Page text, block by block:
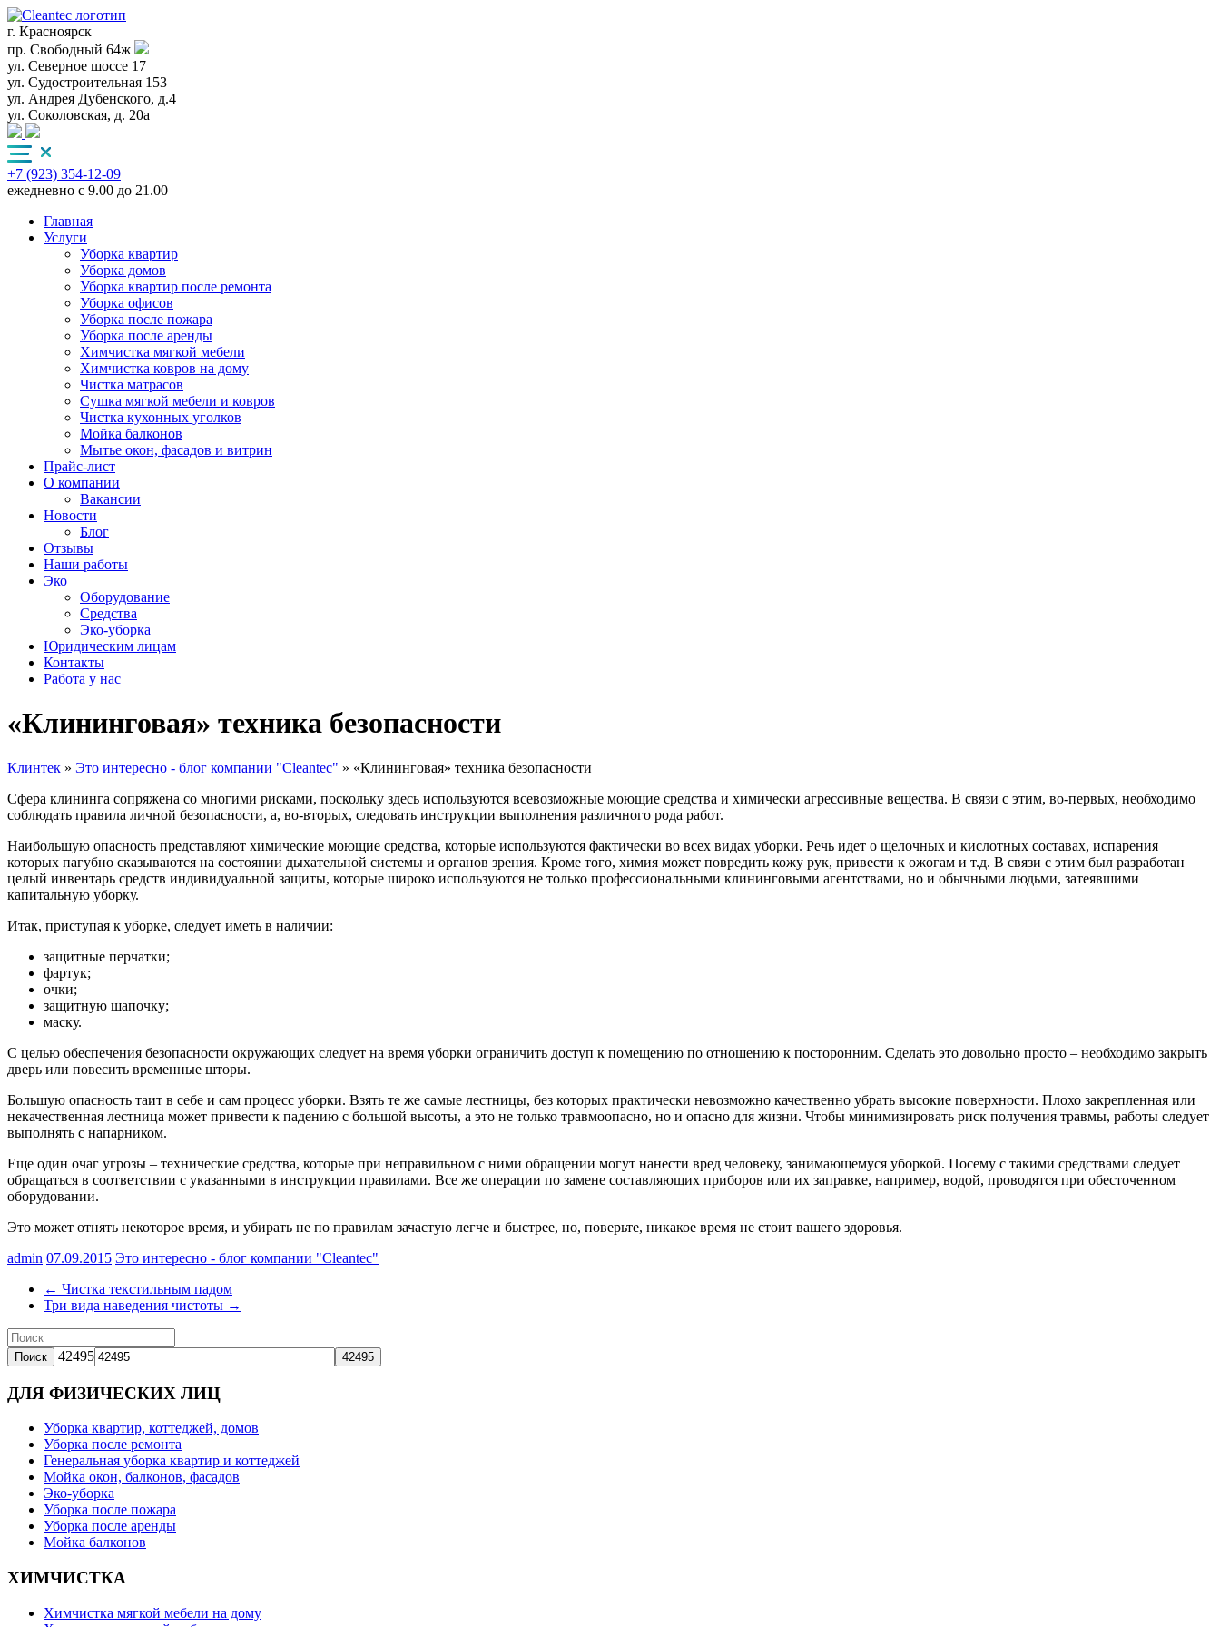
г. Красноярск
пр. Свободный 64ж
ул. Северное шоссе 17
ул. Судостроительная 153
ул. Андрея Дубенского, д.4
ул. Соколовская, д. 20а
+7 (923) 354-12-09
ежедневно с 9.00 до 21.00
Главная
Услуги
Уборка квартир
Уборка домов
Уборка квартир после ремонта
Уборка офисов
Уборка после пожара
Уборка после аренды
Химчистка мягкой мебели
Химчистка ковров на дому
Чистка матрасов
Сушка мягкой мебели и ковров
Чистка кухонных уголков
Мойка балконов
Мытье окон, фасадов и витрин
Прайс-лист
О компании
Вакансии
Новости
Блог
Отзывы
Наши работы
Эко
Оборудование
Средства
Эко-уборка
Юридическим лицам
Контакты
Работа у нас
«Клининговая» техника безопасности
Клинтек » Это интересно - блог компании "Cleantec" » «Клининговая» техника безопасности
Сфера клининга сопряжена со многими рисками, поскольку здесь используются всевозможные моющие средства и химически агрессивные вещества. В связи с этим, во-первых, необходимо
соблюдать правила личной безопасности, а, во-вторых, следовать инструкции выполнения различного рода работ.
Наибольшую опасность представляют химические моющие средства, которые используются фактически во всех видах уборки. Речь идет о щелочных и кислотных составах, испарения
которых пагубно сказываются на состоянии дыхательной системы и органов зрения. Кроме того, химия может повредить кожу рук, привести к ожогам и т.д. В связи с этим был разработан
целый инвентарь средств индивидуальной защиты, которые широко используются не только профессиональными клининговыми агентствами, но и обычными людьми, затеявшими
капитальную уборку.
Итак, приступая к уборке, следует иметь в наличии:
защитные перчатки;
фартук;
очки;
защитную шапочку;
маску.
С целью обеспечения безопасности окружающих следует на время уборки ограничить доступ к помещению по отношению к посторонним. Сделать это довольно просто – необходимо закрыть
дверь или повесить временные шторы.
Большую опасность таит в себе и сам процесс уборки. Взять те же самые лестницы, без которых практически невозможно качественно убрать высокие поверхности. Плохо закрепленная или
некачественная лестница может привести к падению с большой высоты, а это не только травмоопасно, но и опасно для жизни. Чтобы минимизировать риск получения травмы, работы следует
выполнять с напарником.
Еще один очаг угрозы – технические средства, которые при неправильном с ними обращении могут нанести вред человеку, занимающемуся уборкой. Посему с такими средствами следует
обращаться в соответствии с указанными в инструкции правилами. Все же операции по замене составляющих приборов или их заправке, например, водой, проводятся при обесточенном
оборудовании.
Это может отнять некоторое время, и убирать не по правилам зачастую легче и быстрее, но, поверьте, никакое время не стоит вашего здоровья.
admin 07.09.2015 Это интересно - блог компании "Cleantec"
← Чистка текстильным падом
Три вида наведения чистоты →
42495
ДЛЯ ФИЗИЧЕСКИХ ЛИЦ
Уборка квартир, коттеджей, домов
Уборка после ремонта
Генеральная уборка квартир и коттеджей
Мойка окон, балконов, фасадов
Эко-уборка
Уборка после пожара
Уборка после аренды
Мойка балконов
ХИМЧИСТКА
Химчистка мягкой мебели на дому